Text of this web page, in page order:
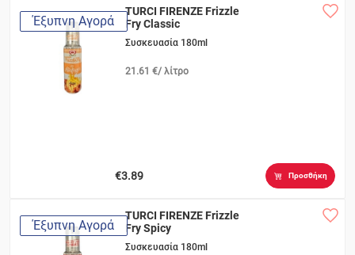
Έξυπνη Αγορά
TURCI FIRENZE Frizzle
Fry Classic
Συσκευασία 180ml
21.61 €/ λίτρο
€3.89 Προσθήκη
Έξυπνη Αγορά
TURCI FIRENZE Frizzle
Fry Spicy
Συσκευασία 180ml